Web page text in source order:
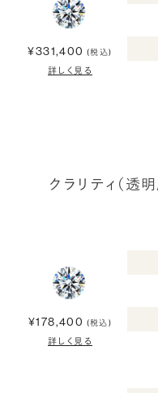
¥331,400 (税込)
詳しく見る
クラリティ（透
¥178,400 (税込)
詳しく見る